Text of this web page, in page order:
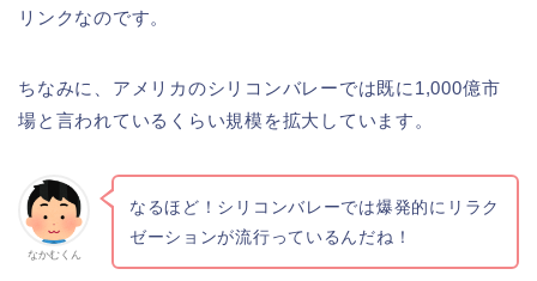
リンクなのです。
ちなみに、アメリカのシリコンバレーでは既に1,000億市
場と言われているくらい規模を拡大しています。
なかむくん
なるほど！シリコンバレーでは爆発的にリラク
ゼーションが流行っているんだね！